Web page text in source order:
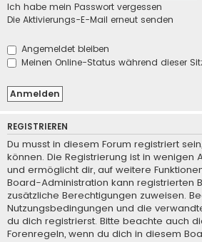
Ich habe mein Passwort vergessen
Die Aktivierungs-E-Mail erneut senden
Angemeldet bleiben
Meinen Online-Status während dieser
REGISTRIEREN
Du musst in diesem Forum registriert
können. Die Registrierung ist in wenigen
und ermöglicht dir, auf weitere
Board-Administration kann registrierten
zusätzliche Berechtigungen zuweisen.
Nutzungsbedingungen und die
du dich registrierst. Bitte beachte auch
Forenregeln, wenn du dich in diesem